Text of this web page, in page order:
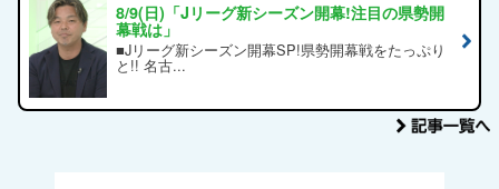
8/9(日)「Jリーグ新シーズン開幕!注目の県勢開
幕戦は」
■Jリーグ新シーズン開幕SP!県勢開幕戦をたっぷり
と!! 名古...